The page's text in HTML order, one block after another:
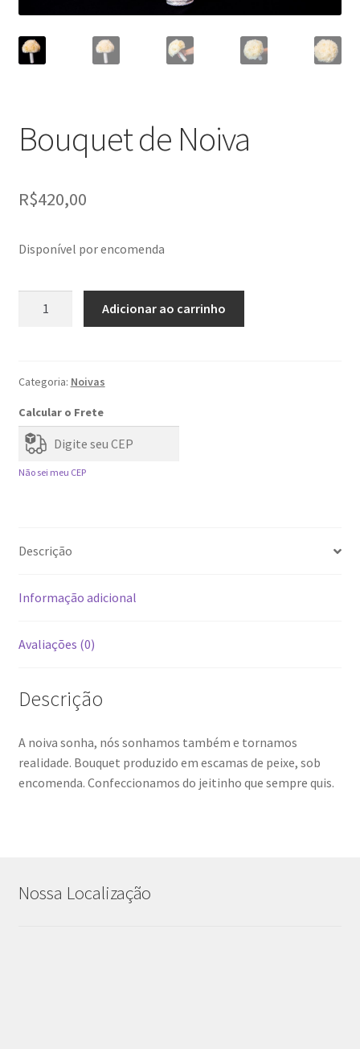
Bouquet de Noiva
R$420,00
Disponível por encomenda
Adicionar ao carrinho
Categoria: Noivas
Calcular o Frete
Não sei meu CEP
Descrição
Informação adicional
Avaliações (0)
Descrição
A noiva sonha, nós sonhamos também e tornamos
realidade. Bouquet produzido em escamas de peixe, sob
encomenda. Confeccionamos do jeitinho que sempre quis.
Nossa Localização